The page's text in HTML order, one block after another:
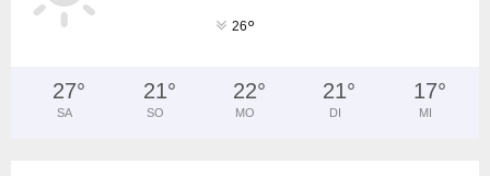
26°
27°
SA
21°
SO
22°
MO
21°
DI
17°
MI